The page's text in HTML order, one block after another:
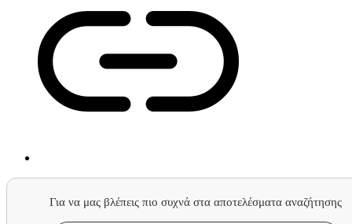
Για να μας βλέπεις πιο συχνά στα αποτελέσματα αναζήτησης